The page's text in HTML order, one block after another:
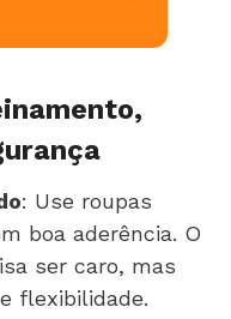
: Use roupas
boa aderência. O
ser caro, mas
flexibilidade.